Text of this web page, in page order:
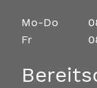
Mo-Do
Fr